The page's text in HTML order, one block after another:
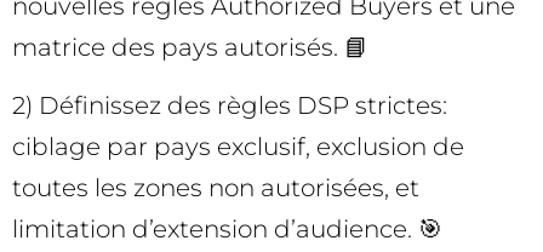
nouvelles règles Authorized Buyers et une
matrice des pays autorisés. 📘
2) Définissez des règles DSP strictes:
ciblage par pays exclusif, exclusion de
toutes les zones non autorisées, et
limitation d’extension d’audience. 🎯